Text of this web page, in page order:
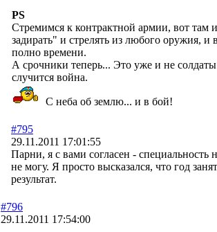
PS
Стремимся к контрактной армии, вот
задирать" и стрелять из любого оружия,
полно времени.
А срочники теперь... Это уже и не
случится война.
С неба об землю... и в бой!
#795
29.11.2011 17:01:55
Парни, я с вами согласен -
не могу. Я просто высказался, что год
результат.
#796
29.11.2011 17:54:00